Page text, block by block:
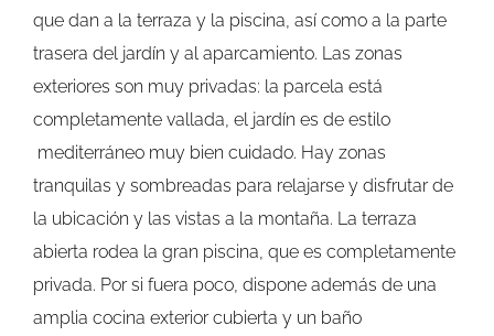
que dan a la terraza y la piscina, así como a la parte
trasera del jardín y al aparcamiento. Las zonas
exteriores son muy privadas: la parcela está
completamente vallada, el jardín es de estilo
mediterráneo muy bien cuidado. Hay zonas
tranquilas y sombreadas para relajarse y disfrutar de
la ubicación y las vistas a la montaña. La terraza
abierta rodea la gran piscina, que es completamente
privada. Por si fuera poco, dispone además de una
amplia cocina exterior cubierta y un baño